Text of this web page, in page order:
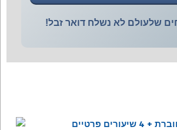
שלעולם לא נשלח דואר זבל!
פרטיים